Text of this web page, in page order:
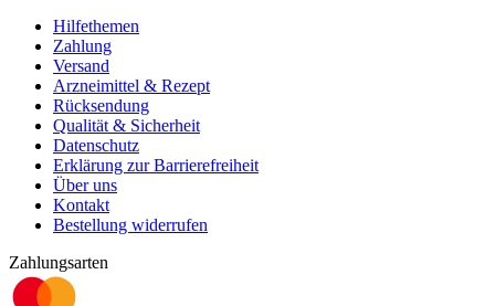
Hilfethemen
Zahlung
Versand
Arzneimittel & Rezept
Rücksendung
Qualität & Sicherheit
Datenschutz
Erklärung zur Barrierefreiheit
Über uns
Kontakt
Bestellung widerrufen
Zahlungsarten